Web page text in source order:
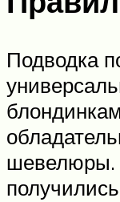
Подводка
шевелюры.